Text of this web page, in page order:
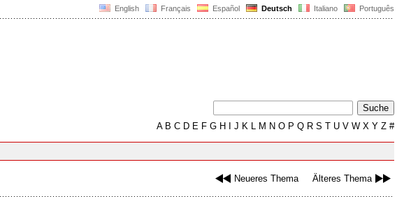
English Français Español Deutsch Italiano Português
AB C D E F G H J K L M N O P Q R S T U V W X Y Z #
Neueres Thema Älteres Thema